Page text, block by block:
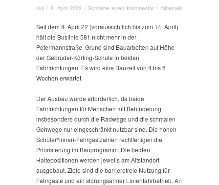
niol / 8. April 2022 / Schreibe einen Kommentar / Allgemein
Seit dem 4. April 22 (voraussichtlich bis zum 14. April)
hält die Buslinie 581 nicht mehr in der
Petermannstraße. Grund sind Bauarbeiten auf Höhe
der Gebrüder-Körting-Schule in beiden
Fahrtrichtungen. Es wird eine Bauzeit von 4 bis 6
Wochen erwartet.
Der Ausbau wurde erforderlich, da beide
Fahrtrichtungen für Menschen mit Behinderung
insbesondere durch die Radwege und die schmalen
Gehwege nur eingeschränkt nutzbar sind. Die hohen
Schüler*innen-Fahrgastzahlen rechtfertigen die
Priorisierung im Bauprogramm. Die beiden
Haltepositionen werden jeweils am Altstandort
ausgebaut. Ziele sind die barrierefreie Nutzung für
Fahrgäste und ein störungsarmer Linienfahrbetrieb. An